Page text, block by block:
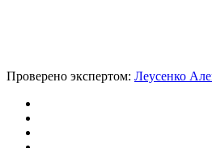
Проверено экспертом: Леусенко